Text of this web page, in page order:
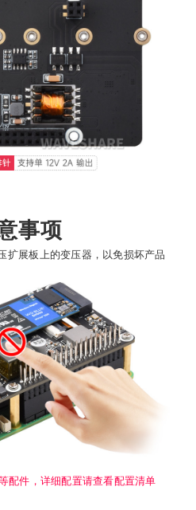
事项
扩展板上的变压器，以免损坏产品
配件，详细配置请查看配置清单